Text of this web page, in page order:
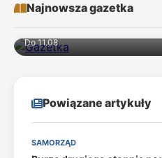
Najnowsza gazetka
Do 11.08
Powiązane artykuły
SAMORZĄD